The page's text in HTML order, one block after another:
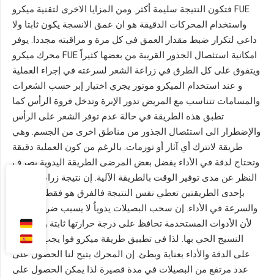
فتكون النتيجة سليمة أكثر. ومن المزايا الاخرى لتقنية ميكرو FUE
واستخدام المحركات الدقيقة هو ان عمق الانسجة يكون ثابتا ولا
داعي لتكرار ضبط مقدار العمق في كل مرة و مراقبته مجددا. يوفر
محرك ميكرو FUE امكانية استئصال الجذور القريبة من بعضها كثيراً
ويتفوق على كل الطرق في زراعة الشعر لسرعته في إجراء العملية
و عند استخدام الميكرو موتور يجري اختيار إبر حسب الشعرات
والمسامات تتناسب مع المريض تدور الإبرة وتدخل فروة الرأس كما
تطبق هذه الطريقة في حالة عدم توفر الشعر على الرأس
والإضطرار الى استئصال الجذور من مناطق اخرى من الجسم. وهي
طريقة لاتترك أي آثار أو تورمات. بالرغم من كون العملية دقيقة
وتحتاج لدقة في الأداء يفضل بعض المرضى الطريقة اليدوية بصرف
النظر عن مدى توفير الوقت بالطريقة الآلية. إن نتيجة زراعة الشعر
بإحدى الطريقتين تعطي نفس النتيجة فالفرق هو فقط الطريقة
والسرعة في الأداء. إن سحب البصيلات يدوياُ لا يسبب ضرر للنسيج
لأن الأدوات المستخدمة تحافظ على درجة حرارتها ثابتة ولا يتضرر
النسيج الحي بها. لذا في تطبيق طريقة ميكرو فوا يجب الحرص
على الدقة والأداء بعناية وبطئ. إن المحرك يتيح لنا الحصول على
عدد مرتفع من البصيلات في مدة قصيرة لذا يمكن الحصول على